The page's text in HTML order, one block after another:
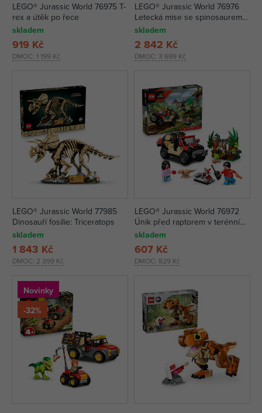
LEGO® Jurassic World 76975 T-
rex a útěk po řece
skladem
DMOC: 1 199 Kč
919 Kč
LEGO® Jurassic World 76976
Letecká mise se spinosaurem a
quetzalcoatlem
skladem
DMOC: 3 699 Kč
2 842 Kč
LEGO® Jurassic World 77985
Dinosauří fosilie: Triceratops
skladem
DMOC: 2 399 Kč
1 843 Kč
LEGO® Jurassic World 76972
Únik před raptorem v terénním
autě
skladem
DMOC: 829 Kč
607 Kč
Novinky
-32%